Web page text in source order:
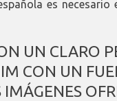
es necesario
UN CLARO
CON UN